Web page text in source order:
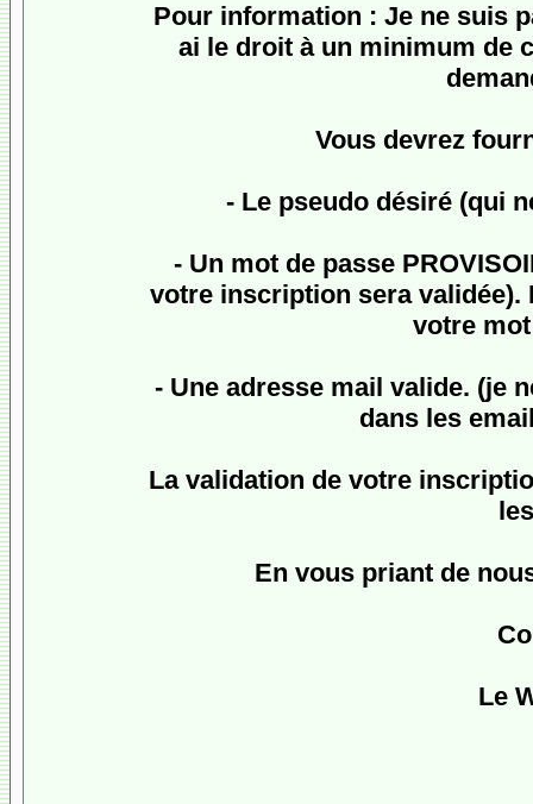
Pour information : Je ne suis
ai le droit à un minimum de
Vous devrez
- Le pseudo désiré (qui
- Un mot de passe
votre inscription sera validée).
votre
- Une adresse mail valide. (je
dans les
La validation de votre
En vous priant de
Le